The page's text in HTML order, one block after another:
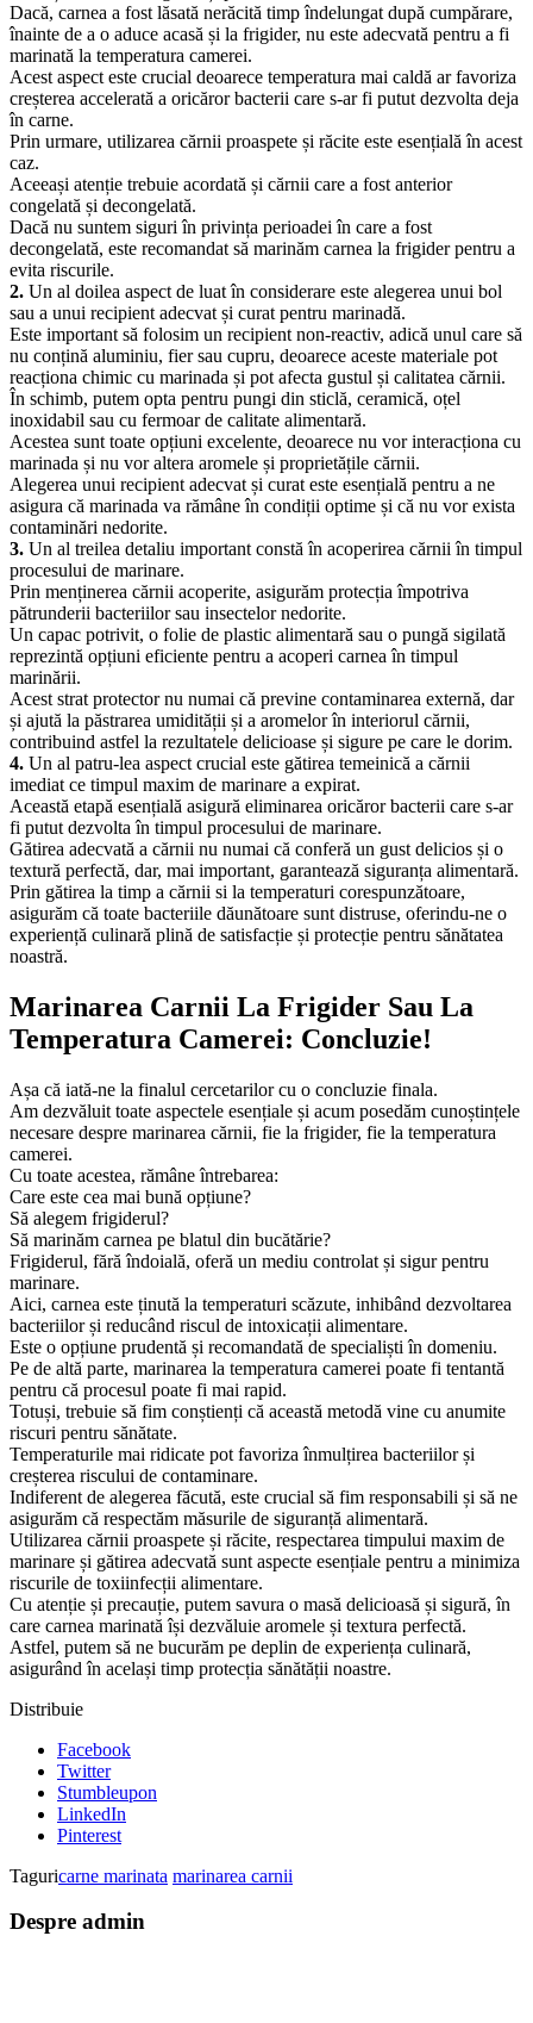
Dacă, carnea a fost lăsată nerăcită timp îndelungat după cumpărare,
înainte de a o aduce acasă și la frigider, nu este adecvată pentru a fi
marinată la temperatura camerei.
Acest aspect este crucial deoarece temperatura mai caldă ar favoriza
creșterea accelerată a oricăror bacterii care s-ar fi putut dezvolta deja
în carne.
Prin urmare, utilizarea cărnii proaspete și răcite este esențială în acest
caz.
Aceeași atenție trebuie acordată și cărnii care a fost anterior
congelată și decongelată.
Dacă nu suntem siguri în privința perioadei în care a fost
decongelată, este recomandat să marinăm carnea la frigider pentru a
evita riscurile.
2. Un al doilea aspect de luat în considerare este alegerea unui bol
sau a unui recipient adecvat și curat pentru marinadă.
Este important să folosim un recipient non-reactiv, adică unul care să
nu conțină aluminiu, fier sau cupru, deoarece aceste materiale pot
reacționa chimic cu marinada și pot afecta gustul și calitatea cărnii.
În schimb, putem opta pentru pungi din sticlă, ceramică, oțel
inoxidabil sau cu fermoar de calitate alimentară.
Acestea sunt toate opțiuni excelente, deoarece nu vor interacționa cu
marinada și nu vor altera aromele și proprietățile cărnii.
Alegerea unui recipient adecvat și curat este esențială pentru a ne
asigura că marinada va rămâne în condiții optime și că nu vor exista
contaminări nedorite.
3. Un al treilea detaliu important constă în acoperirea cărnii în timpul
procesului de marinare.
Prin menținerea cărnii acoperite, asigurăm protecția împotriva
pătrunderii bacteriilor sau insectelor nedorite.
Un capac potrivit, o folie de plastic alimentară sau o pungă sigilată
reprezintă opțiuni eficiente pentru a acoperi carnea în timpul
marinării.
Acest strat protector nu numai că previne contaminarea externă, dar
și ajută la păstrarea umidității și a aromelor în interiorul cărnii,
contribuind astfel la rezultatele delicioase și sigure pe care le dorim.
4. Un al patru-lea aspect crucial este gătirea temeinică a cărnii
imediat ce timpul maxim de marinare a expirat.
Această etapă esențială asigură eliminarea oricăror bacterii care s-ar
fi putut dezvolta în timpul procesului de marinare.
Gătirea adecvată a cărnii nu numai că conferă un gust delicios și o
textură perfectă, dar, mai important, garantează siguranța alimentară.
Prin gătirea la timp a cărnii si la temperaturi corespunzătoare,
asigurăm că toate bacteriile dăunătoare sunt distruse, oferindu-ne o
experiență culinară plină de satisfacție și protecție pentru sănătatea
noastră.
Marinarea Carnii La Frigider Sau La
Temperatura Camerei: Concluzie!
Așa că iată-ne la finalul cercetarilor cu o concluzie finala.
Am dezvăluit toate aspectele esențiale și acum posedăm cunoștințele
necesare despre marinarea cărnii, fie la frigider, fie la temperatura
camerei.
Cu toate acestea, rămâne întrebarea:
Care este cea mai bună opțiune?
Să alegem frigiderul?
Să marinăm carnea pe blatul din bucătărie?
Frigiderul, fără îndoială, oferă un mediu controlat și sigur pentru
marinare.
Aici, carnea este ținută la temperaturi scăzute, inhibând dezvoltarea
bacteriilor și reducând riscul de intoxicații alimentare.
Este o opțiune prudentă și recomandată de specialiști în domeniu.
Pe de altă parte, marinarea la temperatura camerei poate fi tentantă
pentru că procesul poate fi mai rapid.
Totuși, trebuie să fim conștienți că această metodă vine cu anumite
riscuri pentru sănătate.
Temperaturile mai ridicate pot favoriza înmulțirea bacteriilor și
creșterea riscului de contaminare.
Indiferent de alegerea făcută, este crucial să fim responsabili și să ne
asigurăm că respectăm măsurile de siguranță alimentară.
Utilizarea cărnii proaspete și răcite, respectarea timpului maxim de
marinare și gătirea adecvată sunt aspecte esențiale pentru a minimiza
riscurile de toxiinfecții alimentare.
Cu atenție și precauție, putem savura o masă delicioasă și sigură, în
care carnea marinată își dezvăluie aromele și textura perfectă.
Astfel, putem să ne bucurăm pe deplin de experiența culinară,
asigurând în același timp protecția sănătății noastre.
Distribuie
Facebook
Twitter
Stumbleupon
LinkedIn
Pinterest
Taguricarne marinata marinarea carnii
Despre admin